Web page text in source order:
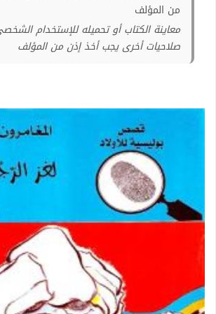
من المؤلف
معاينة الكتاب أو تحميله للإستخدام
صلاحيات أخرى يجب أخذ إذن من المؤلف